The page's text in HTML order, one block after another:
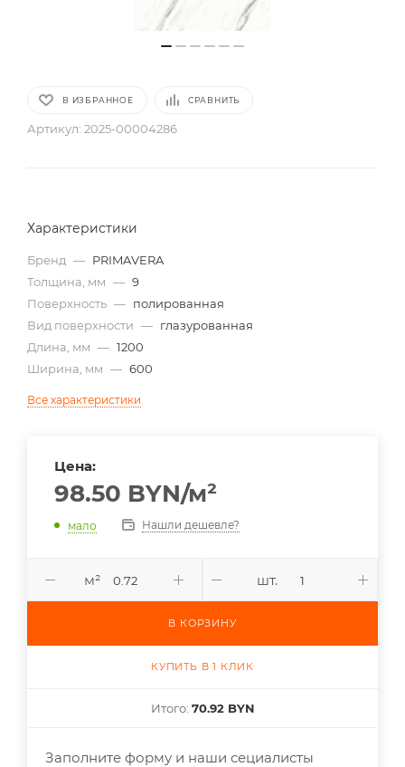
В ИЗБРАННОЕ СРАВНИТЬ
Артикул: 2025-00004286
Характеристики
Бренд — PRIMAVERA
Толщина, мм — 9
Поверхность — полированная
Вид поверхности — глазурованная
Длина, мм — 1200
Ширина, мм — 600
Все характеристики
Цена:
98.50 BYN/м²
мало Нашли дешевле?
м² шт.
В КОРЗИНУ
КУПИТЬ В 1 КЛИК
Итого: 70.92 BYN
Заполните форму и наши сециалисты